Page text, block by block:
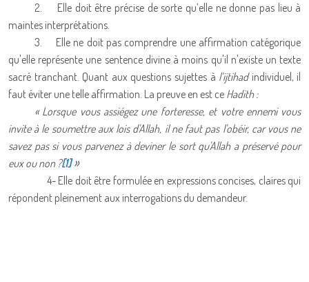
2.
Elle doit être précise de sorte qu’elle ne donne pas lieu à
maintes interprétations.
3.
Elle ne doit pas comprendre une affirmation catégorique
qu'elle représente une sentence divine à moins qu'il n'existe un texte
sacré tranchant. Quant aux questions sujettes à l’ijtihadindividuel, il
faut éviter une telle affirmation. La preuve en est ce Hadith :
« Lorsque vous assiégez une forteresse, et votre ennemi vous
invite à le soumettre aux lois d'Allah, il ne faut pas l'obéir, car vous ne
savez pas si vous parvenez à deviner le sort qu'Allah a préservé pour
eux ou non ?[1]»
4- Elle doit être formulée en expressions concises, claires qui
répondent pleinement aux interrogations du demandeur.